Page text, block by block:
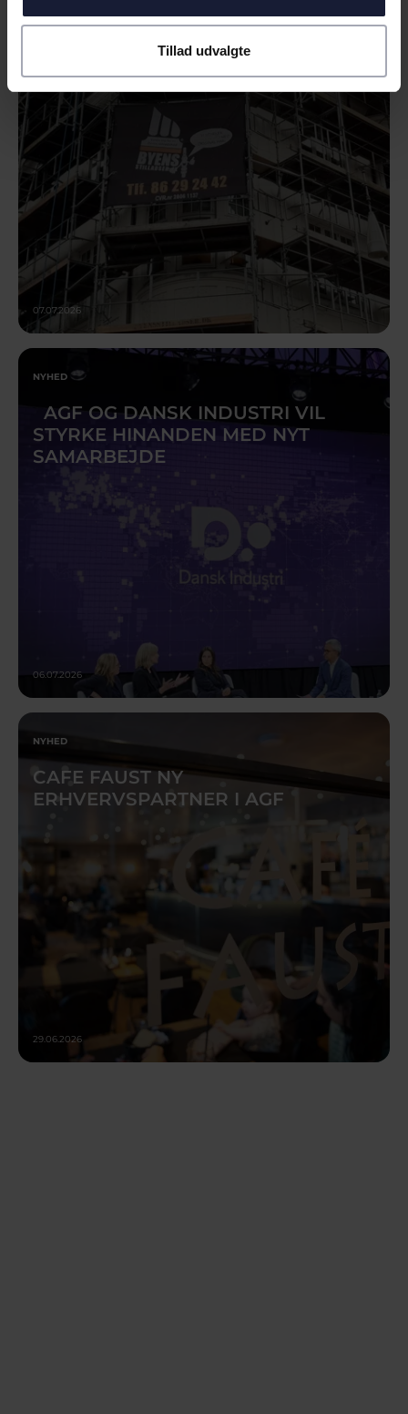
Tillad udvalgte
VELKOMMEN TIL BYENS-
STILLADSER.DK
07.07.2026
NYHED
AGF OG DANSK INDUSTRI VIL
STYRKE HINANDEN MED NYT
SAMARBEJDE
06.07.2026
NYHED
CAFE FAUST NY
ERHVERVSPARTNER I AGF
29.06.2026